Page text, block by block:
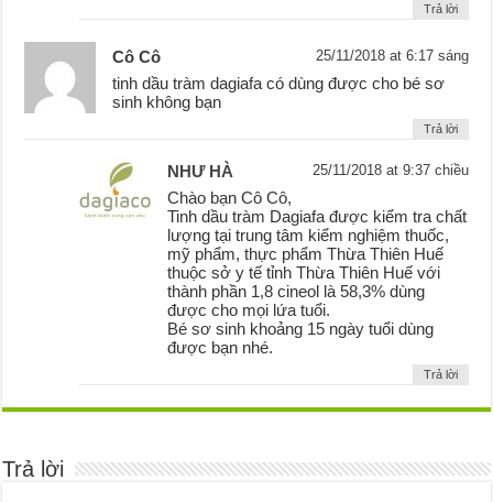
Trả lời
Cô Cô 25/11/2018 at 6:17 sáng
tinh dầu tràm dagiafa có dùng được cho bé sơ
sinh không bạn
Trả lời
NHƯ HÀ 25/11/2018 at 9:37 chiều
Chào bạn Cô Cô,
Tinh dầu tràm Dagiafa được kiểm tra chất
lượng tại trung tâm kiểm nghiệm thuốc,
mỹ phẩm, thực phẩm Thừa Thiên Huế
thuộc sở y tế tỉnh Thừa Thiên Huế với
thành phần 1,8 cineol là 58,3% dùng
được cho mọi lứa tuổi.
Bé sơ sinh khoảng 15 ngày tuổi dùng
được bạn nhé.
Trả lời
Trả lời